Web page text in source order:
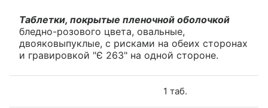
Таблетки, покрытые пленочной оболочкой
бледно-розового цвета, овальные,
двояковыпуклые, с рисками на обеих сторонах
и гравировкой "Є 263" на одной стороне.
1 таб.